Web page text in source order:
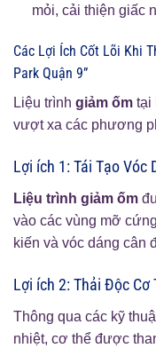
mỏi, cải thiện giấc
Các Lợi Ích Cốt Lõi Khi
Park Quận 9”
Liệu trình giảm ốm tại
vượt xa các phương
Lợi ích 1: Tái Tạo Vóc
Liệu trình giảm ốm
vào các vùng mỡ
kiến và vóc dáng cân
Lợi ích 2: Thải Độc Cơ
Thông qua các kỹ
nhiệt, cơ thể được